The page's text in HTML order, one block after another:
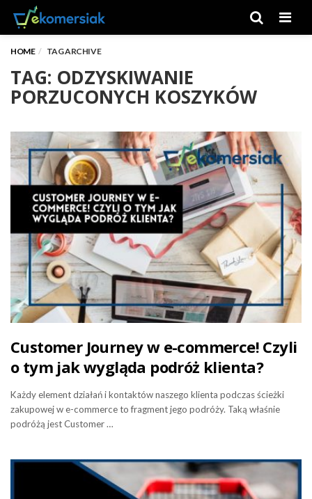
HOME TAG ARCHIVE
TAG: ODZYSKIWANIE
PORZUCONYCH KOSZYKÓW
Customer Journey w e-commerce! Czyli
o tym jak wygląda podróż klienta?
Każdy element działań i kontaktów naszego klienta podczas ścieżki
zakupowej w e-commerce to fragment jego podróży. Taką właśnie
podróżą jest Customer …